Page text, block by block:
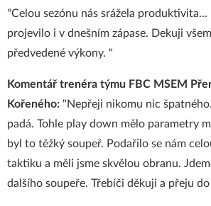
"Celou sezónu nás srážela produktivita...
projevilo i v dnešním zápase. Dekuji
předvedené výkony. "
Komentář trenéra týmu FBC MSEM
Kořeného: "Nepřeji nikomu nic
padá. Tohle play down mělo parametry
byl to těžký soupeř. Podařilo se nám
taktiku a měli jsme skvělou obranu.
dalšího soupeře. Třebíči děkuji a přeju